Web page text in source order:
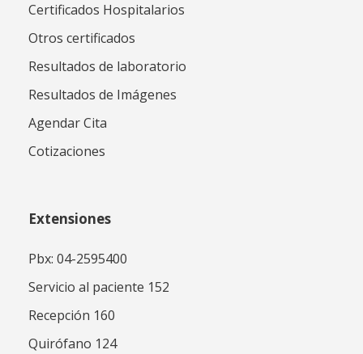
Certificados Hospitalarios
Otros certificados
Resultados de laboratorio
Resultados de Imágenes
Agendar Cita
Cotizaciones
Extensiones
Pbx: 04-2595400
Servicio al paciente 152
Recepción 160
Quirófano 124